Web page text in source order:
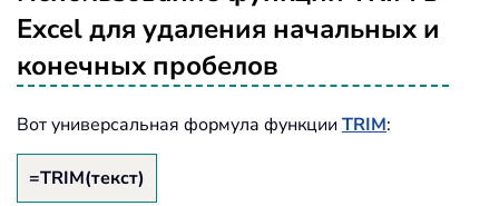
Excel для удаления начальных и
конечных пробелов
Вот универсальная формула функции TRIM:
=TRIM(текст)